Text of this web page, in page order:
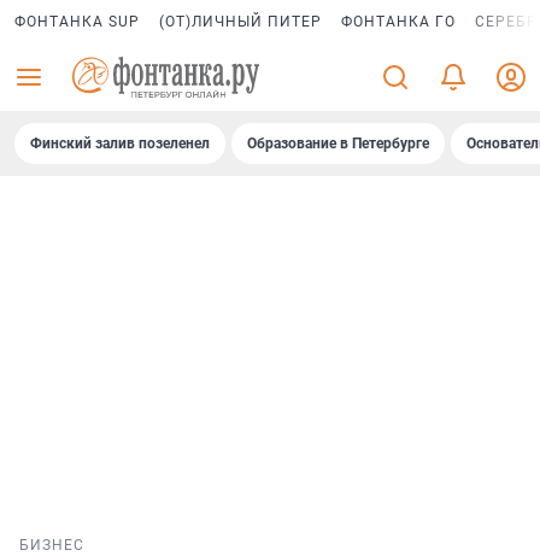
ФОНТАНКА SUP (ОТ)ЛИЧНЫЙ ПИТЕР ФОНТАНКА ГО
Финский залив позеленел Образование в Петербурге
БИЗНЕС